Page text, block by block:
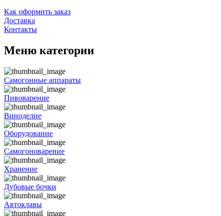
Как оформить заказ
Доставка
Контакты
Меню категории
Самогонные аппараты
Пивоварение
Виноделие
Оборудование
Самогоноварение
Хранение
Дубовые бочки
Автоклавы